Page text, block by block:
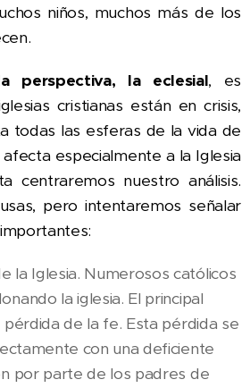
niños, muchos más de los
perspectiva, la eclesial, es
cristianas están en crisis,
todas las esferas de la vida de
afecta especialmente a la Iglesia
centraremos nuestro análisis.
pero intentaremos señalar
la Iglesia. Numerosos católicos
la iglesia. El principal
de la fe. Esta pérdida se
con una deficiente
por parte de los padres de